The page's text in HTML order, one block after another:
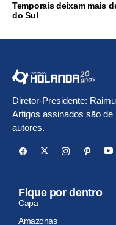
Temporais deixam mais
do Sul
Diretor-Presidente:
Artigos assinados são
autores.
Fique por dentro
Capa
Amazonas